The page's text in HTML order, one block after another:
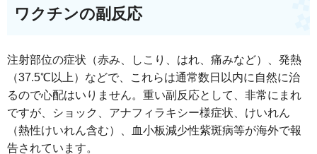
ワクチンの副反応
注射部位の症状（赤み、しこり、はれ、痛みなど）、発熱
（37.5℃以上）などで、これらは通常数日以内に自然に治
るので心配はいりません。重い副反応として、非常にまれ
ですが、ショック、アナフィラキシー様症状、けいれん
（熱性けいれん含む）、血小板減少性紫斑病等が海外で報
告されています。